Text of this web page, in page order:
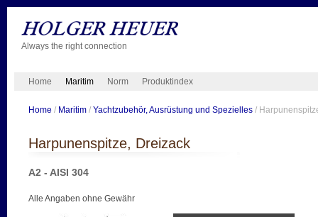
Always the right connection
Home Maritim Norm Produktindex
Home / Maritim/ Yachtzubehör, Ausrüstung und Spezielles/
Harpunenspitze, Dreizack
A2 - AISI 304
Alle Angaben ohne Gewähr